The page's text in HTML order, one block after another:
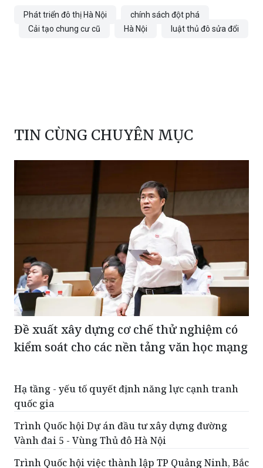
Phát triển đô thị Hà Nội
chính sách đột phá
Cải tạo chung cư cũ
Hà Nội luật thủ đô sửa đổi
TIN CÙNG CHUYÊN MỤC
Đề xuất xây dựng cơ chế thử nghiệm có
kiểm soát cho các nền tảng văn học mạng
Hạ tầng - yếu tố quyết định năng lực cạnh tranh
quốc gia
Trình Quốc hội Dự án đầu tư xây dựng đường
Vành đai 5 - Vùng Thủ đô Hà Nội
Trình Quốc hội việc thành lập TP Quảng Ninh, Bắc